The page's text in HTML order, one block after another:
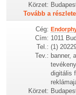
Körzet:
Tovább a
Cég:
Cím: 1011
Tel.: (1)
Tev.: banner,
digitális
Körzet: